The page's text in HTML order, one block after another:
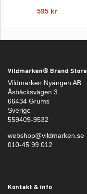
595 kr
Vildmarken® Brand Store
Vildmarken Nyängen AB
Åsbäcksvägen 3
66434 Grums
Sverige
559409-9532
webshop@vildmarken.se
010-45 99 012
Kontakt & info